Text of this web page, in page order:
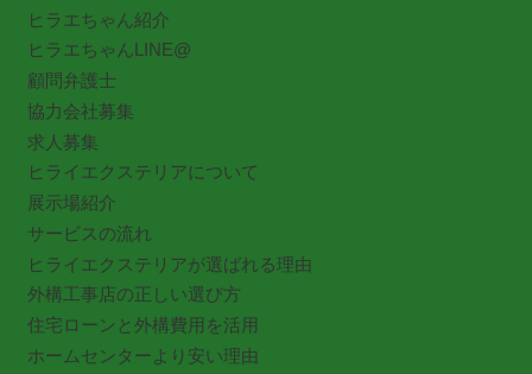
ヒラエちゃん紹介
ヒラエちゃんLINE@
顧問弁護士
協力会社募集
求人募集
ヒライエクステリアについて
展示場紹介
サービスの流れ
ヒライエクステリアが選ばれる理由
外構工事店の正しい選び方
住宅ローンと外構費用を活用
ホームセンターより安い理由